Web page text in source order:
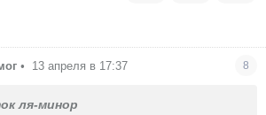
• 13 апреля в 17:37 8
ля-минор